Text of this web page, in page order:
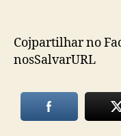
Cojpartilhar no
nosSalvarURL